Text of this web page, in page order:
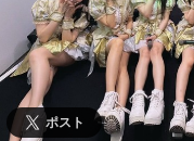
ポスト